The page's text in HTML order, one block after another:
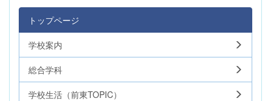
トップページ
学校案内
総合学科
学校生活（前東TOPIC）